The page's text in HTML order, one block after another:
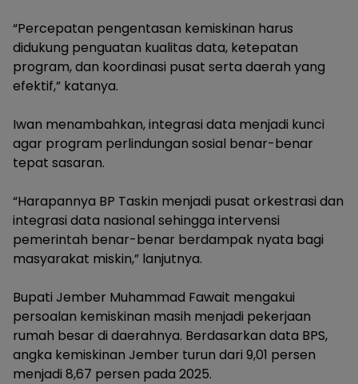
“Percepatan pengentasan kemiskinan harus
didukung penguatan kualitas data, ketepatan
program, dan koordinasi pusat serta daerah yang
efektif,” katanya.
Iwan menambahkan, integrasi data menjadi kunci
agar program perlindungan sosial benar-benar
tepat sasaran.
“Harapannya BP Taskin menjadi pusat orkestrasi dan
integrasi data nasional sehingga intervensi
pemerintah benar-benar berdampak nyata bagi
masyarakat miskin,” lanjutnya.
Bupati Jember Muhammad Fawait mengakui
persoalan kemiskinan masih menjadi pekerjaan
rumah besar di daerahnya. Berdasarkan data BPS,
angka kemiskinan Jember turun dari 9,01 persen
menjadi 8,67 persen pada 2025.